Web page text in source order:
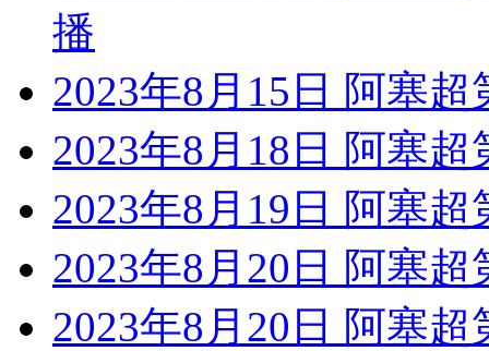
播
2023年8月15日 阿塞
2023年8月18日 阿塞
2023年8月19日 阿塞
2023年8月20日 阿塞
2023年8月20日 阿塞